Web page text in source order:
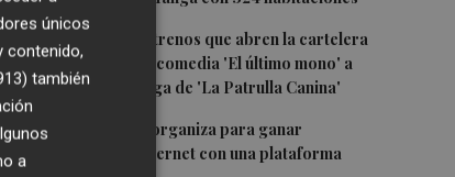
2 Estos son los estrenos que abren la cartelera
en agosto: de la comedia 'El último mono' a
una nueva entrega de 'La Patrulla Canina'
3Los Belones se organiza para ganar
visibilidad en internet con una plataforma
únicos
contenido,
también
a